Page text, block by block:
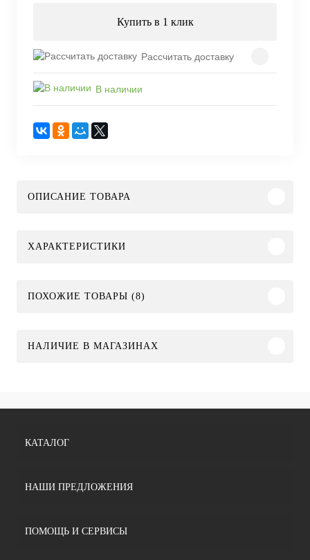
Купить в 1 клик
Рассчитать доставку
В наличии
ОПИСАНИЕ ТОВАРА
ХАРАКТЕРИСТИКИ
ПОХОЖИЕ ТОВАРЫ (8)
НАЛИЧИЕ В МАГАЗИНАХ
КАТАЛОГ
НАШИ ПРЕДЛОЖЕНИЯ
ПОМОЩЬ И СЕРВИСЫ